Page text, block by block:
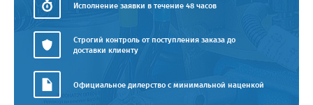
Исполнение заявки в течение 48 часов
Строгий контроль от поступления заказа до
доставки клиенту
Официальное дилерство с минимальной наценкой